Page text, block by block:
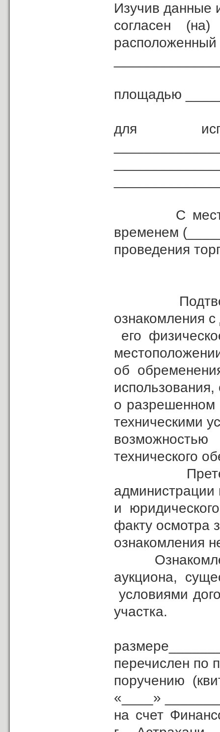
Изучив данные
согласен
площадью
для
С местом,
временем
проведения
ознакомления
его
об
о разрешенном
техническими
технического
Претензий
администрации
и
факту осмотра
ознакомления
Ознакомлен
аукциона,
условиями
участка.
перечислен по
поручению
«____»
на счет